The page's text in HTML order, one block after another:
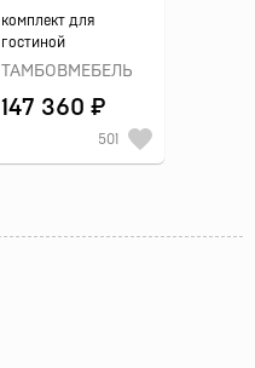
комплект для
гостиной
ТАМБОВМЕБЕЛЬ
147 360 ₽
501